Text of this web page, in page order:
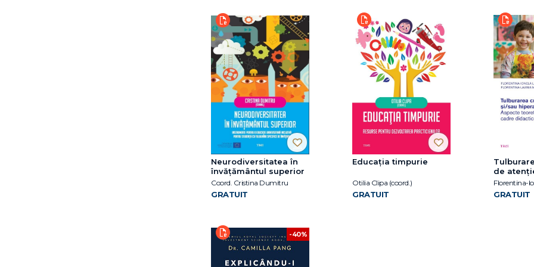
Neurodiversitatea în
învățământul superior
Coord. Cristina Dumitru
GRATUIT
Educația timpurie
Otilia Clipa (coord.)
GRATUIT
de
GRATUIT
-40%